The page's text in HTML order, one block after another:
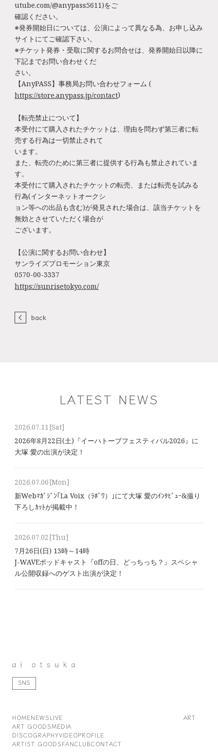
utube.com/@anypass5611)をご
確認ください。
※発券開始日については、公演によって異なる為、お申し込み
サイトにてご確認下さい。
※チケット発券・受取に関するお問合せは、発券開始日以降に
下記までお問い合わせくだ
さい。
【AnyPASS】事務局お問い合わせフォーム (
https://store.anypass.jp/contact)
【転売禁止について】
本受付にて購入されたチケットは、理由を問わず第三者に転
売する行為は一切禁止されて
います。
また、転売のために第三者に提供する行為も禁止されていま
す。
本受付にて購入されたチケットの転売、または転売を試みる
行為(インターネットオークシ
ョン等への出品も含む)が発見された場合は、該当チケットを
無効とさせていただく場合が
ございます。
【公演に関するお問い合わせ】
サンライズプロモーション東京
0570-00-3337
https://sunrisetokyo.com/
back
LATEST NEWS
2026.07.11[Sat]
2026年8⽉22⽇(土)『イーハトーブフェスティバル2026』に
大塚 愛の出演が決定！
2026.07.06[Mon]
新Webﾏｶﾞｼﾞﾝ｢La Voix（ﾗﾎﾞﾜ）｣にて大塚 愛のｲﾝﾀﾋﾞｭｰ&撮り
下ろしｶｯﾄが掲載中！
2026.07.02[Thu]
7月26日(日) 13時～14時
J-WAVEポッドキャスト『offの日、どっちっち？』スペシャ
ル公開収録へのゲスト出演が決定！
SNS
HOMENEWSLIVE
ART
ART GOODSMEDIA
DISCOGRAPHYVIDEOPROFILE
ARTIST GOODSFANCLUBCONTACT